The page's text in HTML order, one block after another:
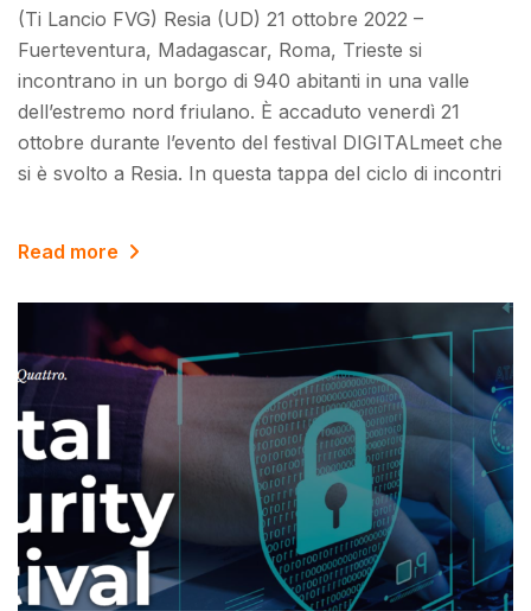
(Ti Lancio FVG) Resia (UD) 21 ottobre 2022 –
Fuerteventura, Madagascar, Roma, Trieste si
incontrano in un borgo di 940 abitanti in una valle
dell’estremo nord friulano. È accaduto venerdì 21
ottobre durante l’evento del festival DIGITALmeet che
si è svolto a Resia. In questa tappa del ciclo di incontri
Read more